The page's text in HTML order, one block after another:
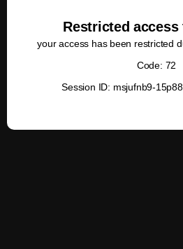
Restricted access
your access has been restricted
Code: 72
Session ID: msjufnb9-